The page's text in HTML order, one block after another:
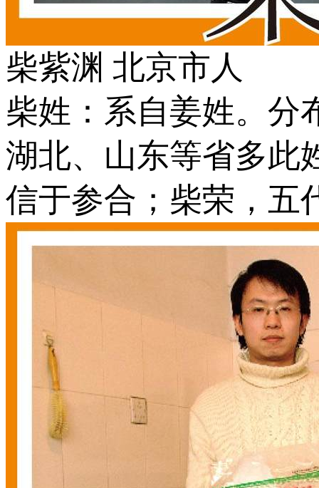
柴紫渊 北京市人
柴姓：系自姜姓。分
湖北、山东等省多此
信于参合；柴荣，五